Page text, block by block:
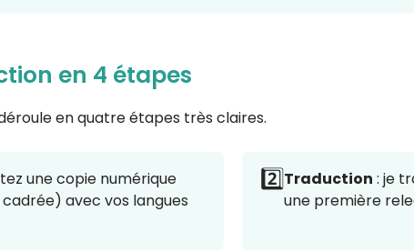
en 4 étapes
en quatre étapes très claires.
une copie numérique
avec vos langues
2️⃣Traduction : je
une première